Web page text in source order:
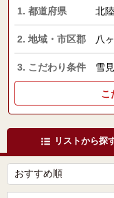
1. 都道府県 北
2. 地域・市区郡 八
3. こだわり条件 雪見
こ
リストから探